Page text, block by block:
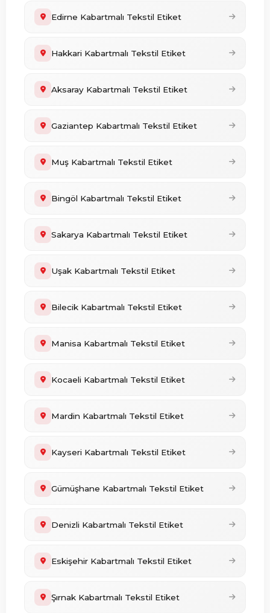
Edirne Kabartmalı Tekstil Etiket
Hakkari Kabartmalı Tekstil Etiket
Aksaray Kabartmalı Tekstil Etiket
Gaziantep Kabartmalı Tekstil Etiket
Muş Kabartmalı Tekstil Etiket
Bingöl Kabartmalı Tekstil Etiket
Sakarya Kabartmalı Tekstil Etiket
Uşak Kabartmalı Tekstil Etiket
Bilecik Kabartmalı Tekstil Etiket
Manisa Kabartmalı Tekstil Etiket
Kocaeli Kabartmalı Tekstil Etiket
Mardin Kabartmalı Tekstil Etiket
Kayseri Kabartmalı Tekstil Etiket
Gümüşhane Kabartmalı Tekstil Etiket
Denizli Kabartmalı Tekstil Etiket
Eskişehir Kabartmalı Tekstil Etiket
Şırnak Kabartmalı Tekstil Etiket